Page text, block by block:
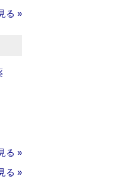
る »
る »
る »